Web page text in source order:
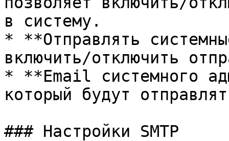
в систему.
* **Отправлять
включить/отключить
* **Email системного
который будут
### Настройки SMTP